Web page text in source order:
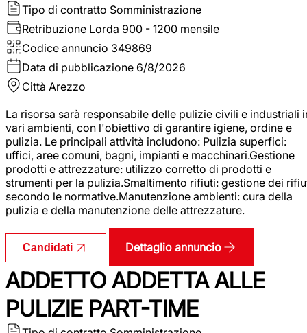
Tipo di contratto Somministrazione
Retribuzione Lorda 900 - 1200 mensile
Codice annuncio 349869
Data di pubblicazione 6/8/2026
Città Arezzo
La risorsa sarà responsabile delle pulizie civili e industriali
vari ambienti, con l'obiettivo di garantire igiene, ordine e
pulizia. Le principali attività includono: Pulizia superfici:
uffici, aree comuni, bagni, impianti e macchinari.Gestione
prodotti e attrezzature: utilizzo corretto di prodotti e
strumenti per la pulizia.Smaltimento rifiuti: gestione dei
secondo le normative.Manutenzione ambienti: cura della
pulizia e della manutenzione delle attrezzature.
Candidati Dettaglio annuncio
ADDETTO ADDETTA ALLE
PULIZIE PART-TIME